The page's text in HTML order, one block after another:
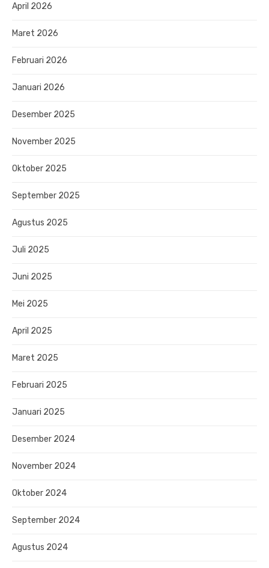
April 2026
Maret 2026
Februari 2026
Januari 2026
Desember 2025
November 2025
Oktober 2025
September 2025
Agustus 2025
Juli 2025
Juni 2025
Mei 2025
April 2025
Maret 2025
Februari 2025
Januari 2025
Desember 2024
November 2024
Oktober 2024
September 2024
Agustus 2024